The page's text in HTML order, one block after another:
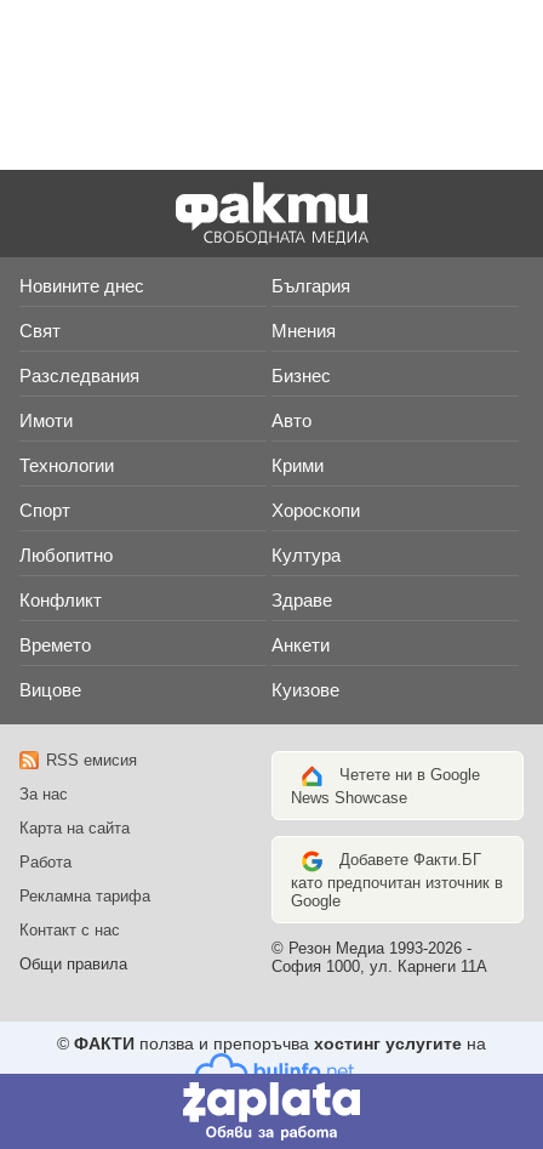
Новините днес България
Свят Мнения
Разследвания Бизнес
Имоти Авто
Технологии Крими
Спорт Хороскопи
Любопитно Култура
Конфликт Здраве
Времето Анкети
Вицове Куизове
RSS емисия
За нас
Карта на сайта
Работа
Рекламна тарифа
Контакт с нас
Общи правила
Четете ни в Google
News Showcase
Добавете Факти.БГ
като предпочитан източник в
Google
© Резон Медиа 1993-2026 -
София 1000, ул. Карнеги 11А
© ФАКТИ ползва и препоръчва хостинг услугите на